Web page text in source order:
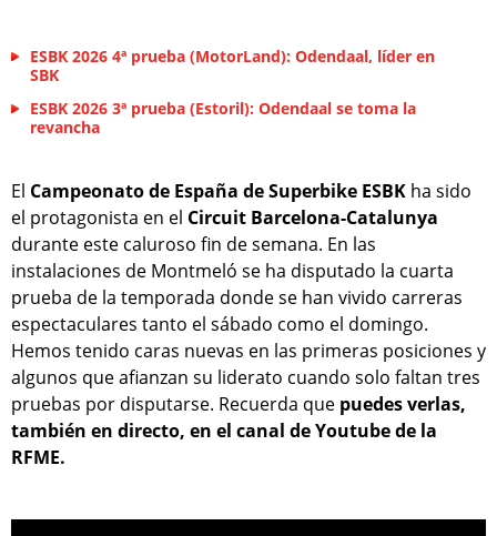
ESBK 2026 4ª prueba (MotorLand): Odendaal, líder en
SBK
ESBK 2026 3ª prueba (Estoril): Odendaal se toma la
revancha
El Campeonato de España de Superbike ESBK ha sido
el protagonista en el Circuit Barcelona-Catalunya
durante este caluroso fin de semana. En las
instalaciones de Montmeló se ha disputado la cuarta
prueba de la temporada donde se han vivido carreras
espectaculares tanto el sábado como el domingo.
Hemos tenido caras nuevas en las primeras posiciones y
algunos que afianzan su liderato cuando solo faltan tres
pruebas por disputarse. Recuerda que puedes verlas,
también en directo, en el canal de Youtube de la
RFME.